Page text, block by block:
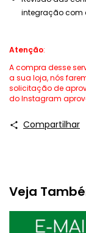
integração com
Atenção:
A compra desse
a sua loja, nós
solicitação de
do Instagram
Compartilhar
Veja